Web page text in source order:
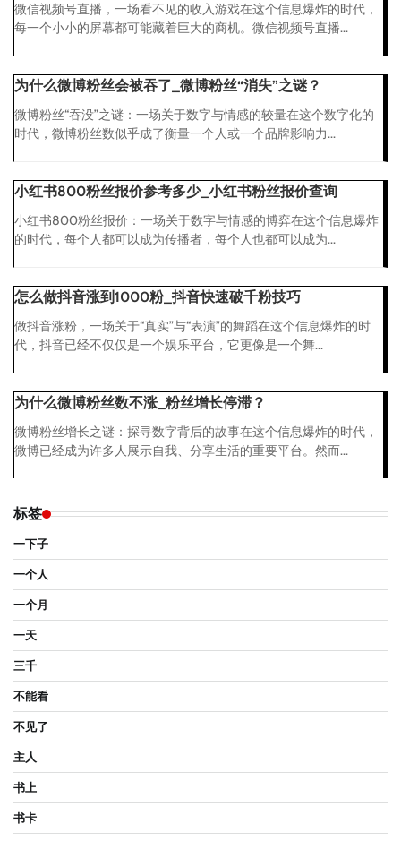
微信视频号直播，一场看不见的收入游戏在这个信息爆炸的时代，
每一个小小的屏幕都可能藏着巨大的商机。微信视频号直播...
为什么微博粉丝会被吞了_微博粉丝“消失”之谜？
微博粉丝“吞没”之谜：一场关于数字与情感的较量在这个数字化的
时代，微博粉丝数似乎成了衡量一个人或一个品牌影响力...
小红书800粉丝报价参考多少_小红书粉丝报价查询
小红书800粉丝报价：一场关于数字与情感的博弈在这个信息爆炸
的时代，每个人都可以成为传播者，每个人也都可以成为...
怎么做抖音涨到1000粉_抖音快速破千粉技巧
做抖音涨粉，一场关于“真实”与“表演”的舞蹈在这个信息爆炸的时
代，抖音已经不仅仅是一个娱乐平台，它更像是一个舞...
为什么微博粉丝数不涨_粉丝增长停滞？
微博粉丝增长之谜：探寻数字背后的故事在这个信息爆炸的时代，
微博已经成为许多人展示自我、分享生活的重要平台。然而...
标签
一下子
一个人
一个月
一天
三千
不能看
不见了
主人
书上
书卡